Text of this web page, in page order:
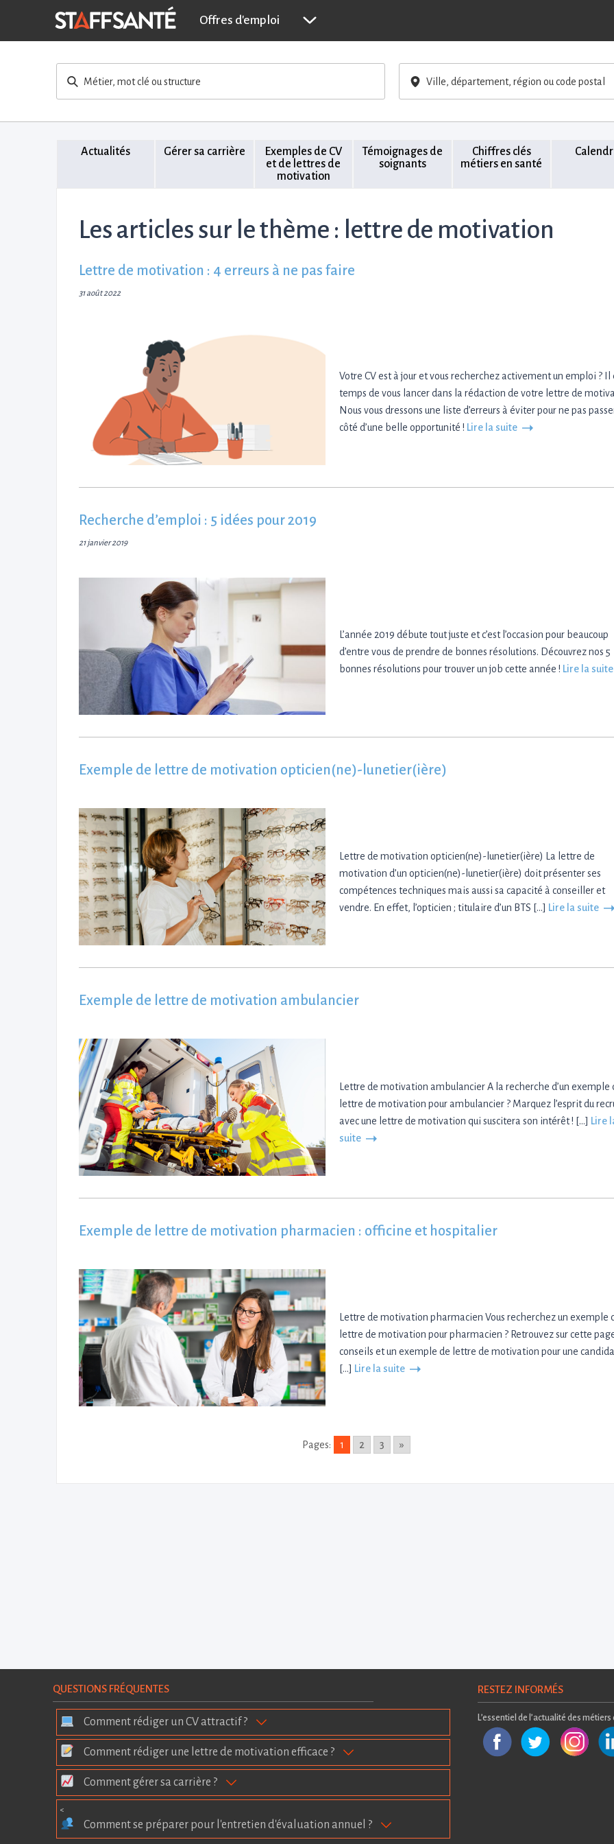
Offres d'emploi
Métier, mot clé ou structure Ville, département, région ou code postal
Actualités Gérer sa carrière
Exemples de CV
et de lettres de
motivation
Témoignages de
soignants
Chiffres clés
métiers en santé
Les articles sur le thème : lettre de motivation
Lettre de motivation : 4 erreurs à ne pas faire
31 août 2022
Votre CV est à jour et vous recherchez activement un emploi ? Il
temps de vous lancer dans la rédaction de votre lettre de
Nous vous dressons une liste d’erreurs à éviter pour ne pas
côté d’une belle opportunité ! Lire la suite
Recherche d’emploi : 5 idées pour 2019
21 janvier 2019
L’année 2019 débute tout juste et c’est l’occasion pour beaucoup
d’entre vous de prendre de bonnes résolutions. Découvrez nos 5
bonnes résolutions pour trouver un job cette année ! Lire la
Exemple de lettre de motivation opticien(ne)-lunetier(ière)
Lettre de motivation opticien(ne)-lunetier(ière) La lettre de
motivation d’un opticien(ne)-lunetier(ière) doit présenter ses
compétences techniques mais aussi sa capacité à conseiller et
vendre. En effet, l’opticien ; titulaire d’un BTS […] Lire la suite
Exemple de lettre de motivation ambulancier
Lettre de motivation ambulancier A la recherche d’un exemple
lettre de motivation pour ambulancier ? Marquez l’esprit du
avec une lettre de motivation qui suscitera son intérêt ! […] Lire
suite
Exemple de lettre de motivation pharmacien : officine et hospitalier
Lettre de motivation pharmacien Vous recherchez un exemple
lettre de motivation pour pharmacien ? Retrouvez sur cette
conseils et un exemple de lettre de motivation pour une
[…] Lire la suite
Pages: 1 2 3 »
QUESTIONS FRÉQUENTES
Comment rédiger un CV attractif ?
Comment rédiger une lettre de motivation efficace ?
Comment gérer sa carrière ?
<
Comment se préparer pour l'entretien d'évaluation annuel ?
RESTEZ INFORMÉS
L’essentiel de l’actualité des